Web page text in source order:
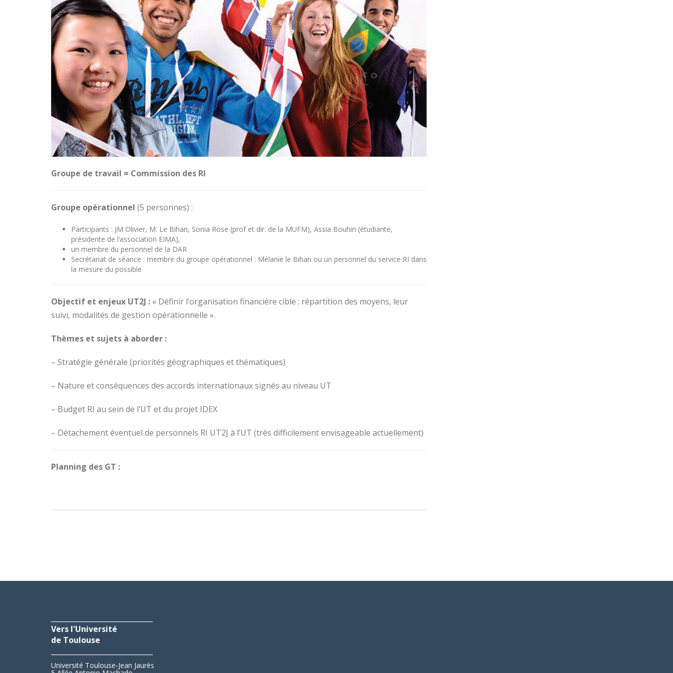
Groupe de travail = Commission des RI
Groupe opérationnel (5 personnes) :
Participants : JM Olivier, M. Le Bihan, Sonia Rose (prof et dir. de la MUFM), Assia Bouhiri (étudiante,
présidente de l’association EIMA),
un membre du personnel de la DAR
Secrétariat de séance : membre du groupe opérationnel : Mélanie le Bihan ou un personnel du service RI dans
la mesure du possible
Objectif et enjeux UT2J : « Définir l’organisation financière cible : répartition des moyens, leur
suivi, modalités de gestion opérationnelle ».
Thèmes et sujets à aborder :
– Stratégie générale (priorités géographiques et thématiques)
– Nature et conséquences des accords internationaux signés au niveau UT
– Budget RI au sein de l’UT et du projet IDEX
– Détachement éventuel de personnels RI UT2J à l’UT (très difficilement envisageable actuellement)
Planning des GT :
Vers l'Université
de Toulouse
Université Toulouse-Jean Jaurès